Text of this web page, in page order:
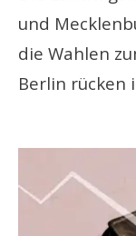
und
die Wahlen
Berlin rücken